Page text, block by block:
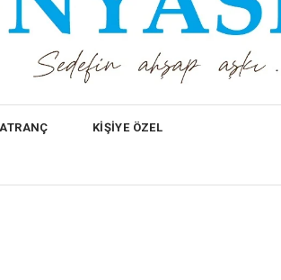
KİŞİYE ÖZEL